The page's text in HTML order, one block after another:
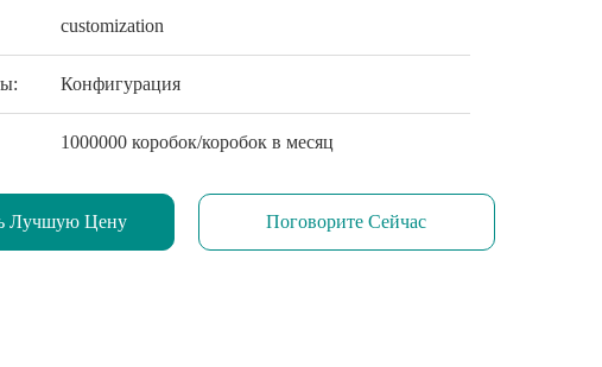
customization
Конфигурация
1000000 коробок/коробок в месяц
Лучшую Цену Поговорите Сейчас